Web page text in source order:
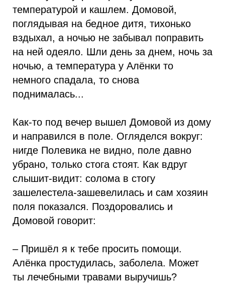
температурой и кашлем. Домовой,
поглядывая на бедное дитя, тихонько
вздыхал, а ночью не забывал поправить
на ней одеяло. Шли день за днем, ночь за
ночью, а температура у Алёнки то
немного спадала, то снова
поднималась...
Как-то под вечер вышел Домовой из дому
и направился в поле. Огляделся вокруг:
нигде Полевика не видно, поле давно
убрано, только стога стоят. Как вдруг
слышит-видит: солома в стогу
зашелестела-зашевелилась и сам хозяин
поля показался. Поздоровались и
Домовой говорит:
– Пришёл я к тебе просить помощи.
Алёнка простудилась, заболела. Может
ты лечебными травами выручишь?